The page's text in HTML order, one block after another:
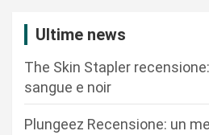
Ultime news
The Skin Stapler
sangue e noir
Plungeez Recensione: un